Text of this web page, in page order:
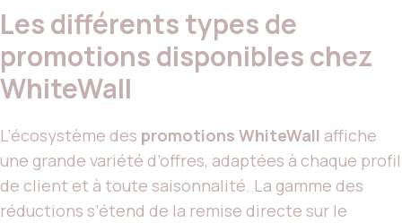
Les différents types de
promotions disponibles chez
WhiteWall
L’écosystème des promotions WhiteWall affiche
une grande variété d’offres, adaptées à chaque profil
de client et à toute saisonnalité. La gamme des
réductions s’étend de la remise directe sur le